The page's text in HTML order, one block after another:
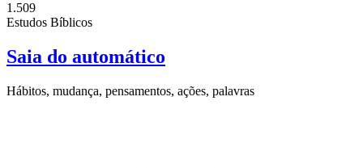
1.509
Estudos Bíblicos
Saia do automático
Hábitos, mudança, pensamentos, ações, palavras